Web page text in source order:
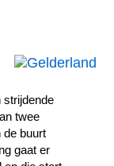
strijdende
twee
de buurt
gaat er